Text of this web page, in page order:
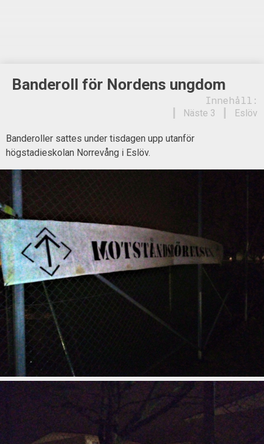
Banderoll för Nordens ungdom
Innehåll:
Eslöv
Näste 3
Banderoller sattes under tisdagen upp utanför
högstadieskolan Norrevång i Eslöv.